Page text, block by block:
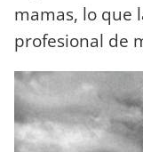
mamas, lo que
profesional de